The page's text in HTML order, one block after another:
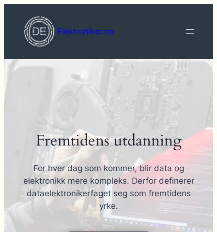
innhold
Elektroniker.no
Fremtidens utdanning
For hver dag som kommer, blir data og
elektronikk mere kompleks. Derfor definerer
dataelektronikerfaget seg som fremtidens
yrke.